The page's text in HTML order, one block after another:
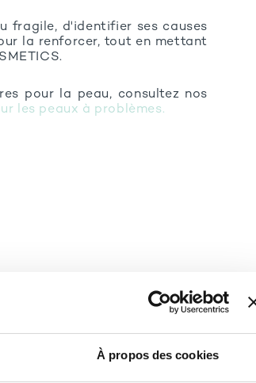
À propos des cookies
fragile, d'identifier ses causes
la renforcer, tout en mettant
pour la peau, consultez nos
les peaux à problèmes.